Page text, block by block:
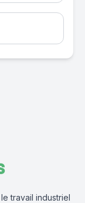
travail industriel